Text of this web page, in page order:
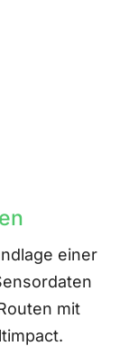
einer
mit